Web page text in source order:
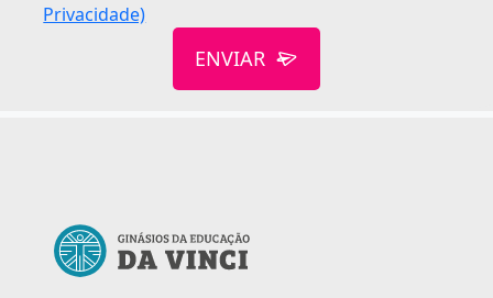
Privacidade)
ENVIAR